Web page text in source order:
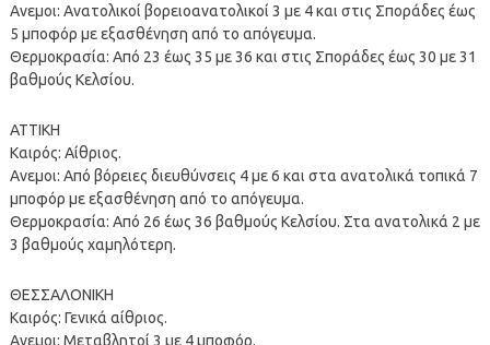
Ανεμοι: Ανατολικοί βορειοανατολικοί 3 με 4 και στις Σποράδες έως
5 μποφόρ με εξασθένηση από το απόγευμα.
Θερμοκρασία: Από 23 έως 35 με 36 και στις Σποράδες έως 30 με 31
βαθμούς Κελσίου.
ΑΤΤΙΚΗ
Καιρός: Αίθριος.
Ανεμοι: Από βόρειες διευθύνσεις 4 με 6 και στα ανατολικά τοπικά 7
μποφόρ με εξασθένηση από το απόγευμα.
Θερμοκρασία: Από 26 έως 36 βαθμούς Κελσίου. Στα ανατολικά 2 με
3 βαθμούς χαμηλότερη.
ΘΕΣΣΑΛΟΝΙΚΗ
Καιρός: Γενικά αίθριος.
Ανεμοι: Μεταβλητοί 3 με 4 μποφόρ.